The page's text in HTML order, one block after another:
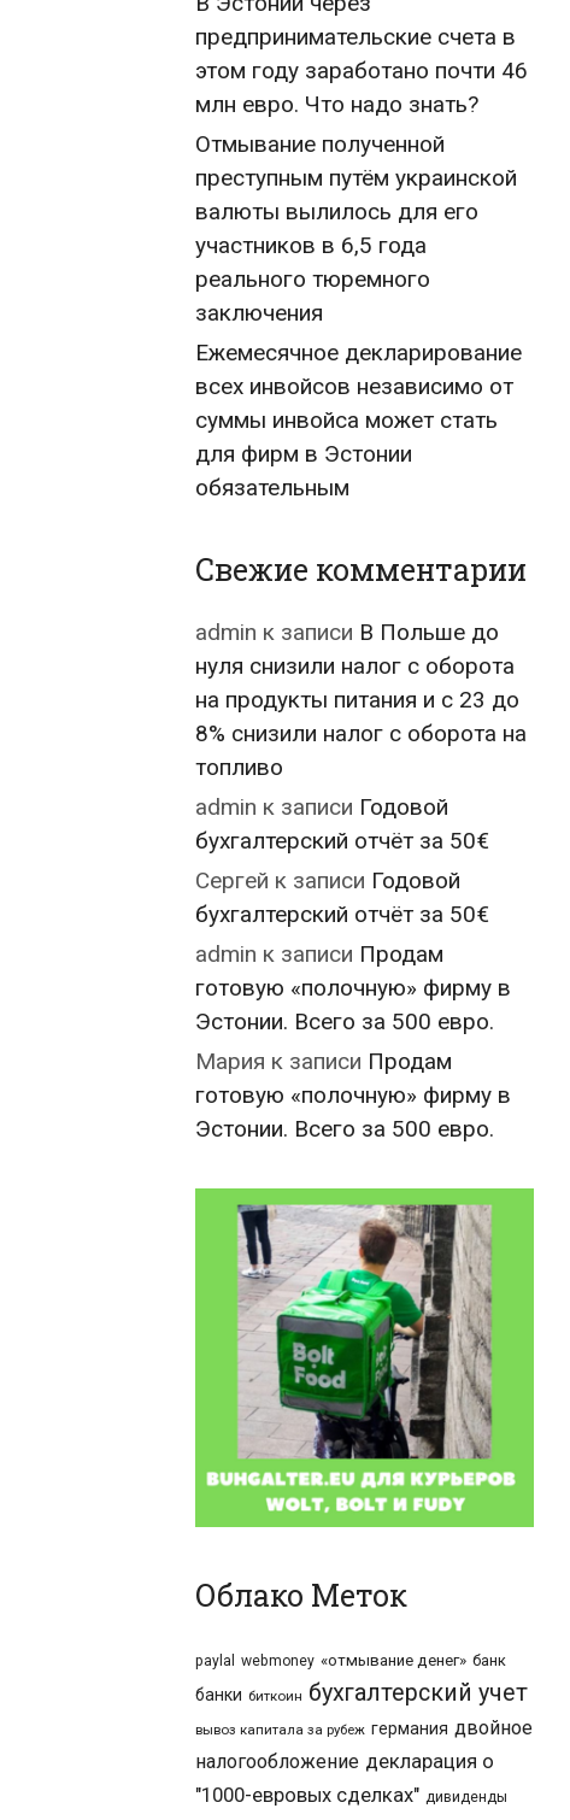
предпринимательские счета в
этом году заработано почти 46
млн евро. Что надо знать?
Отмывание полученной
преступным путём украинской
валюты вылилось для его
участников в 6,5 года
реального тюремного
заключения
Ежемесячное декларирование
всех инвойсов независимо от
суммы инвойса может стать
для фирм в Эстонии
обязательным
Свежие комментарии
admin к записи В Польше до
нуля снизили налог с оборота
на продукты питания и с 23 до
8% снизили налог с оборота на
топливо
admin к записи Годовой
бухгалтерский отчёт за 50€
Сергей к записи Годовой
бухгалтерский отчёт за 50€
admin к записи Продам
готовую «полочную» фирму в
Эстонии. Всего за 500 евро.
Мария к записи Продам
готовую «полочную» фирму в
Эстонии. Всего за 500 евро.
Облако Меток
paylal webmoney «отмывание денег» банк
банки биткоин бухгалтерский учет
вывоз капитала за рубеж германия двойное
налогообложение декларация о
"1000-евровых сделках" дивиденды